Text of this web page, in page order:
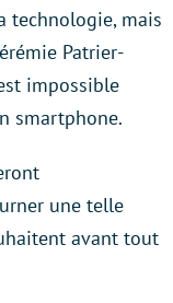
technologie, mais
Patrier-
impossible
smartphone.
une telle
avant tout